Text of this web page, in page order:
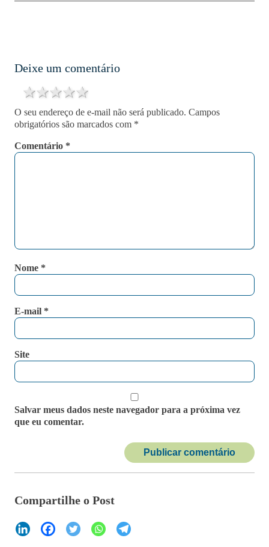
Compartilhe o Post
Deixe um comentário
4 stars
3 stars
2 stars
1 star
O seu endereço de e-mail não será publicado. Campos
obrigatórios são marcados com *
Comentário *
Nome *
E-mail *
Site
Salvar meus dados neste navegador para a próxima vez
que eu comentar.